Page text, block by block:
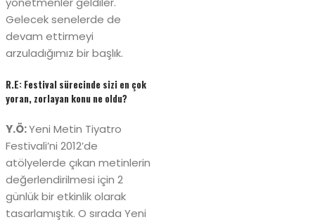
Gelecek senelerde de
devam ettirmeyi
arzuladığımız bir başlık.
R.E: Festival sürecinde sizi en çok
yoran, zorlayan konu ne oldu?
Y.Ö:Yeni Metin Tiyatro
Festivali’ni 2012’de
atölyelerde çıkan metinlerin
değerlendirilmesi için 2
günlük bir etkinlik olarak
tasarlamıştık. O sırada Yeni